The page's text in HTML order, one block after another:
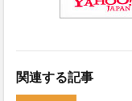
関連する記事